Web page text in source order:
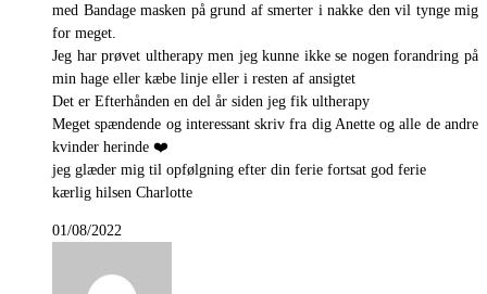
med Bandage masken på grund af smerter i nakke den vil tynge mig
for meget.
Jeg har prøvet ultherapy men jeg kunne ikke se nogen forandring på
min hage eller kæbe linje eller i resten af ansigtet
Det er Efterhånden en del år siden jeg fik ultherapy
Meget spændende og interessant skriv fra dig Anette og alle de andre
kvinder herinde ❤️
jeg glæder mig til opfølgning efter din ferie fortsat god ferie
kærlig hilsen Charlotte
01/08/2022